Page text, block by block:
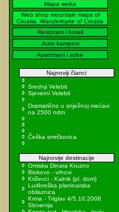
Mapa weba
Web shop mountain maps of
Croatia, Wanderkarte of Croatia
Restorani i hoteli
Auto kampovi
Apartmani i sobe
Najnoviji članci
Srednji Velebit
Sjeverni Velebit
Dramatično u snježnoj mećavi
na 2500 ndm
Češka smrčkovica
Najnovije destinacije
Omiska Dinara Kruzno
Biokovo - vrhovi
Križevci - Kalnik (pl. dom)
Ludbreška planinarska
obilaznica
Krma - Triglav 4/5.10.2008
Slovenija